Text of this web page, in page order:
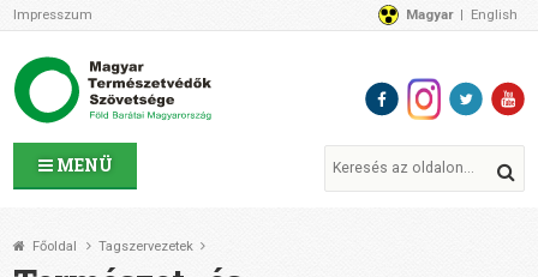
MENÜ
Impresszum Magyar English
Az MTVSZ-ről
Programok
MTVSZ ügyek és események
Tagszervezetek
Támogatóink
Főoldal Tagszervezetek